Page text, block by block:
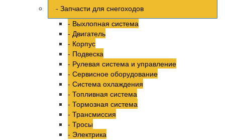
- Запчасти для снегоходов
- Выхлопная система
- Двигатель
- Корпус
- Подвеска
- Рулевая система и управление
- Сервисное оборудование
- Система охлаждения
- Топливная система
- Тормозная система
- Трансмиссия
- Тросы
- Электрика